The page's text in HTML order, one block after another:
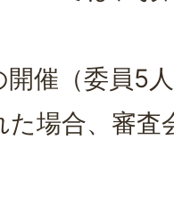
開催（委員5
た場合、審査